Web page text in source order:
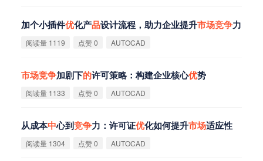
加个小插件优化产品设计流程，助力企业提升市场竞争力
阅读量 1119 点赞 0 AUTOCAD
市场竞争加剧下的许可策略：构建企业核心优势
阅读量 1133 点赞 0 AUTOCAD
从成本中心到竞争力：许可证优化如何提升市场适应性
阅读量 1304 点赞 0 AUTOCAD